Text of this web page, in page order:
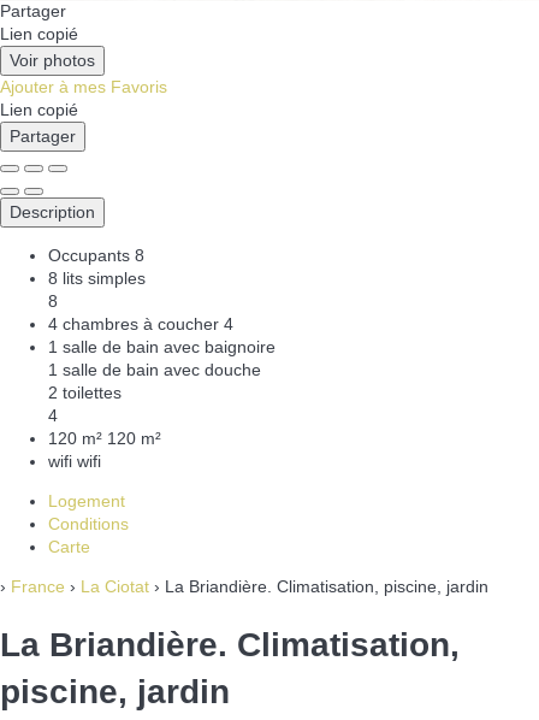
Partager
Lien copié
Voir photos
Ajouter à mes Favoris
Lien copié
Partager
Description
Occupants 8
8 lits simples
8
4 chambres à coucher 4
1 salle de bain avec baignoire
1 salle de bain avec douche
2 toilettes
4
120 m² 120 m²
wifi wifi
Logement
Conditions
Carte
› France › La Ciotat › La Briandière. Climatisation, piscine, jardin
La Briandière. Climatisation,
piscine, jardin